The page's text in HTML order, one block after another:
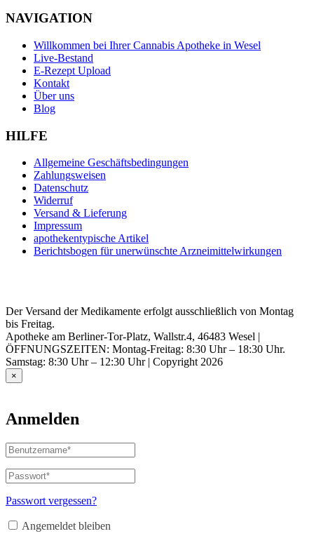
NAVIGATION
Willkommen bei Ihrer Cannabis Apotheke in Wesel
Live-Bestand
E-Rezept Upload
Kontakt
Über uns
Blog
HILFE
Allgemeine Geschäftsbedingungen
Zahlungsweisen
Datenschutz
Widerruf
Versand & Lieferung
Impressum
apothekentypische Artikel
Berichtsbogen für unerwünschte Arzneimittelwirkungen
Der Versand der Medikamente erfolgt ausschließlich von Montag
bis Freitag.
Apotheke am Berliner-Tor-Platz, Wallstr.4, 46483 Wesel |
ÖFFNUNGSZEITEN: Montag-Freitag: 8:30 Uhr – 18:30 Uhr.
Samstag: 8:30 Uhr – 12:30 Uhr | Copyright 2026
×
Anmelden
Benutzername
oder
E-
Mail-
Adresse*
Passwort*
Erforderlich
Passwort vergessen?
Angemeldet bleiben